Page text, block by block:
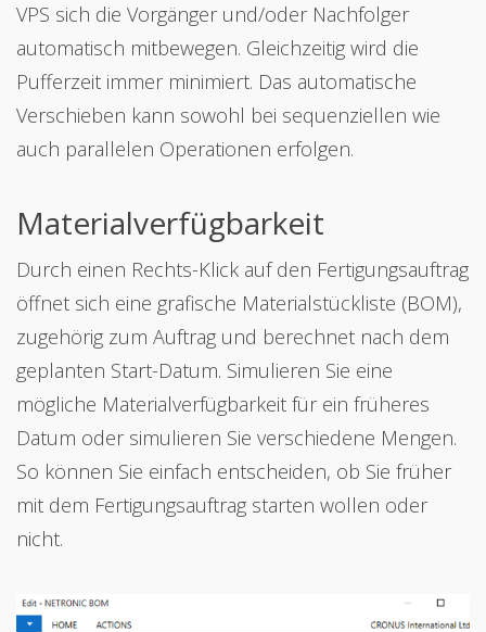
VPS sich die Vorgänger und/oder Nachfolger
automatisch mitbewegen. Gleichzeitig wird die
Pufferzeit immer minimiert. Das automatische
Verschieben kann sowohl bei sequenziellen wie
auch parallelen Operationen erfolgen.
Materialverfügbarkeit
Durch einen Rechts-Klick auf den Fertigungsauftrag
öffnet sich eine grafische Materialstückliste (BOM),
zugehörig zum Auftrag und berechnet nach dem
geplanten Start-Datum. Simulieren Sie eine
mögliche Materialverfügbarkeit für ein früheres
Datum oder simulieren Sie verschiedene Mengen.
So können Sie einfach entscheiden, ob Sie früher
mit dem Fertigungsauftrag starten wollen oder
nicht.